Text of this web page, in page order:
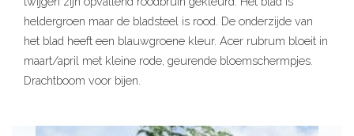
heldergroen maar de bladsteel is rood. De onderzijde van
het blad heeft een blauwgroene kleur. Acer rubrum bloeit in
maart/april met kleine rode, geurende bloemschermpjes.
Drachtboom voor bijen.